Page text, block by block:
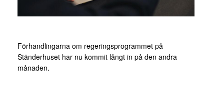
Förhandlingarna om regeringsprogrammet på
Ständerhuset har nu kommit långt in på den andra
månaden.